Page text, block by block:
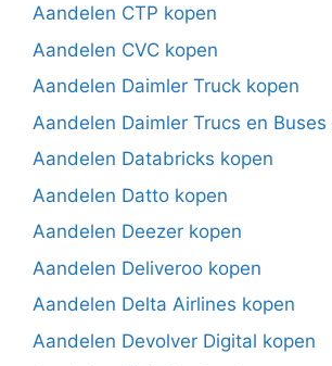
Aandelen CTP kopen
Aandelen CVC kopen
Aandelen Daimler Truck kopen
Aandelen Daimler Trucs en Buses
Aandelen Databricks kopen
Aandelen Datto kopen
Aandelen Deezer kopen
Aandelen Deliveroo kopen
Aandelen Delta Airlines kopen
Aandelen Devolver Digital kopen